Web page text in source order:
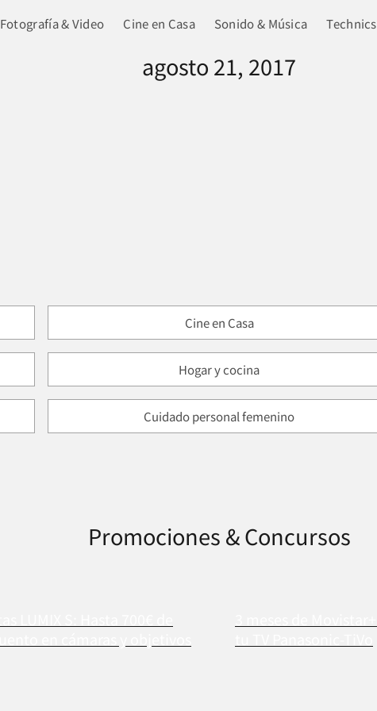
Fotografía & Video Cine en Casa Sonido & Música Technics
agosto 21, 2017
Cine en Casa
Hogar y cocina
Cuidado personal femenino
Promociones & Concursos